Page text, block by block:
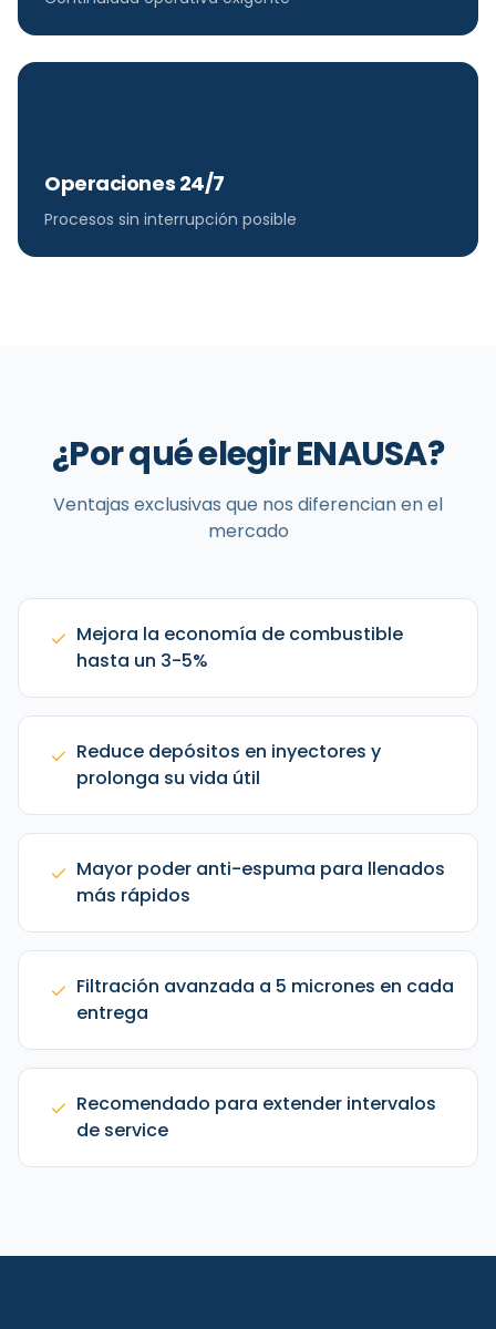
Operaciones 24/7
Procesos sin interrupción posible
¿Por qué elegir ENAUSA?
Ventajas exclusivas que nos diferencian en el
mercado
Mejora la economía de combustible
hasta un 3-5%
Reduce depósitos en inyectores y
prolonga su vida útil
Mayor poder anti-espuma para llenados
más rápidos
Filtración avanzada a 5 micrones en cada
entrega
Recomendado para extender intervalos
de service